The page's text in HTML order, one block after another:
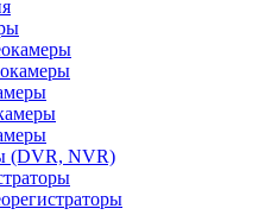
(DVR, NVR)